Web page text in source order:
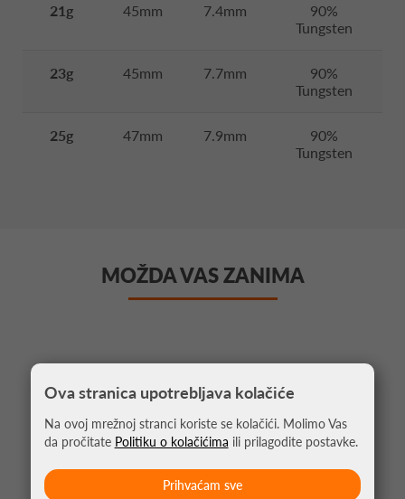
21g 45mm 7.4mm
90%
Tungsten
23g 45mm 7.7mm
90%
Tungsten
25g 47mm 7.9mm
90%
Tungsten
MOŽDA VAS ZANIMA
Ova stranica upotrebljava kolačiće
Na ovoj mrežnoj stranci koriste se kolačići. Molimo Vas
da pročitate Politiku o kolačićima ili prilagodite postavke.
Prihvaćam sve